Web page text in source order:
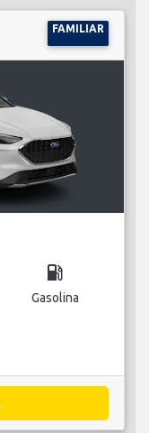
FAMILIAR
local_gas_station
Gasolina